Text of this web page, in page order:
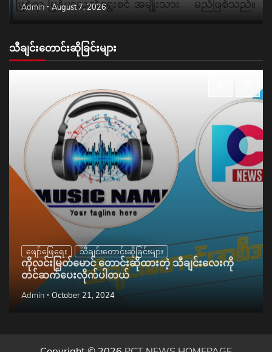
Admin August 7, 2026
သီချင်းတောင်းဆိုခြင်းများ
ဖျော်ဖြေရေး သီချင်းတောင်းဆိုခြင်းများ
ကိုလင်းမြတ်မောင် တောင်းဆိုထားတဲ့ သီချင်းလေးကို
တင်ဆက်ပေးလိုက်ပါတယ်
Admin October 21, 2024